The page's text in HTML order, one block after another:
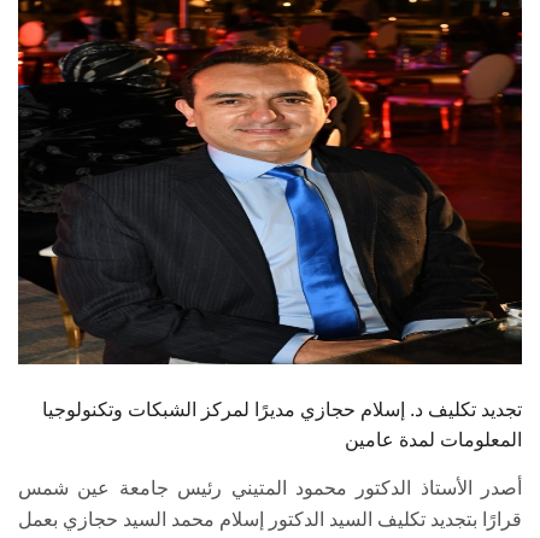
الطلاب
هيئة التدريس
الدراسات العليا
الخريجين
الموظفون
الزائـرون
تجديد تكليف د. إسلام حجازي مديرًا لمركز الشبكات وتكنولوجيا
المعلومات لمدة عامين
أصدر الأستاذ الدكتور محمود المتيني رئيس جامعة عين شمس
قرارًا بتجديد تكليف السيد الدكتور إسلام محمد السيد حجازي بعمل